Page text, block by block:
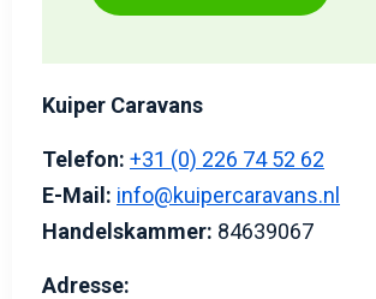
Kuiper Caravans
Telefon: +31 (0) 226 74 52 62
E-Mail: info@kuipercaravans.nl
Handelskammer: 84639067
Adresse: